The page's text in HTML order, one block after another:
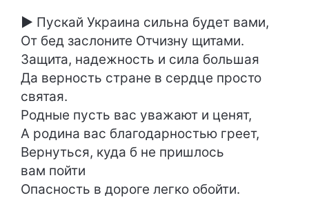
► Пускай Украина сильна будет вами,
От бед заслоните Отчизну щитами.
Защита, надежность и сила большая
Да верность стране в сердце просто
святая.
Родные пусть вас уважают и ценят,
А родина вас благодарностью греет,
Вернуться, куда б не пришлось
вам пойти
Опасность в дороге легко обойти.